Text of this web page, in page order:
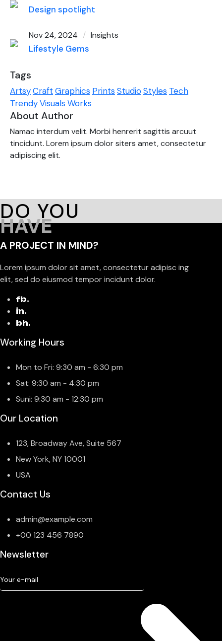
Design spotlight
Nov 24, 2024 Insights
Lifestyle Gems
Tags
ArtsyCraft Graphics PrintsStudioStyles Tech
TrendyVisualsWorks
About Author
Namac interdum velit. Morbi henrerit sagittis arcuut
tincidunt. Lorem ipsum dolor siters amet, consectetur
adipiscing elit.
DO YOU
HAVE
A PROJECT IN MIND?
Lorem ipsum dolor sit amet, consectetur adipisc ing
elit, sed do eiusmod tempor incidunt dolor.
fb.
in.
bh.
Working Hours
Mon to Fri: 9:30 am - 6:30 pm
Sat: 9:30 am - 4:30 pm
Suni: 9:30 am - 12:30 pm
Our Location
123, Broadway Ave, Suite 567
New York, NY 10001
USA
Contact Us
admin@example.com
+00 123 456 7890
Newsletter